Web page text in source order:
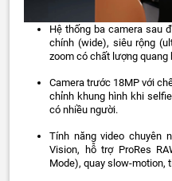
Hệ thống ba camera sau
chính (wide), siêu rộng
zoom có chất lượng quang
Camera trước 18MP với
chỉnh khung hình khi
có nhiều người.
Tính năng video chuyên
Vision, hỗ trợ ProRes
Mode), quay slow‑motion,